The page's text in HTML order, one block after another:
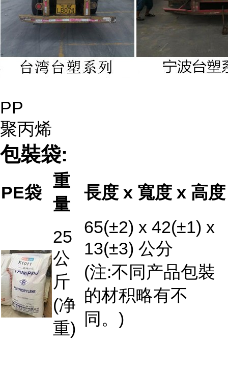
PP
聚丙烯
包裝袋:
PE袋
重
量
長度 x 寬度 x 高度
25
公
斤
(净
重)
65(±2) x 42(±1) x
13(±3) 公分
(注:不同产品包裝
的材积略有不
同。)